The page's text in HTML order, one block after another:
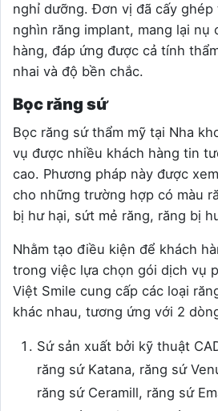
nghỉ dưỡng. Đơn vị đã cấy ghép
nghìn răng implant, mang lại nụ
hàng, đáp ứng được cả tính
nhai và độ bền chắc.
Bọc răng sứ
Bọc răng sứ thẩm mỹ tại Nha
vụ được nhiều khách hàng tin
cao. Phương pháp này được
cho những trường hợp có màu
bị hư hại, sứt mẻ răng, răng bị
Nhằm tạo điều kiện để khách
trong việc lựa chọn gói dịch vụ
Việt Smile cung cấp các loại
khác nhau, tương ứng với 2
Sứ sản xuất bởi kỹ thuật
răng sứ Katana, răng sứ
răng sứ Ceramill, răng sứ